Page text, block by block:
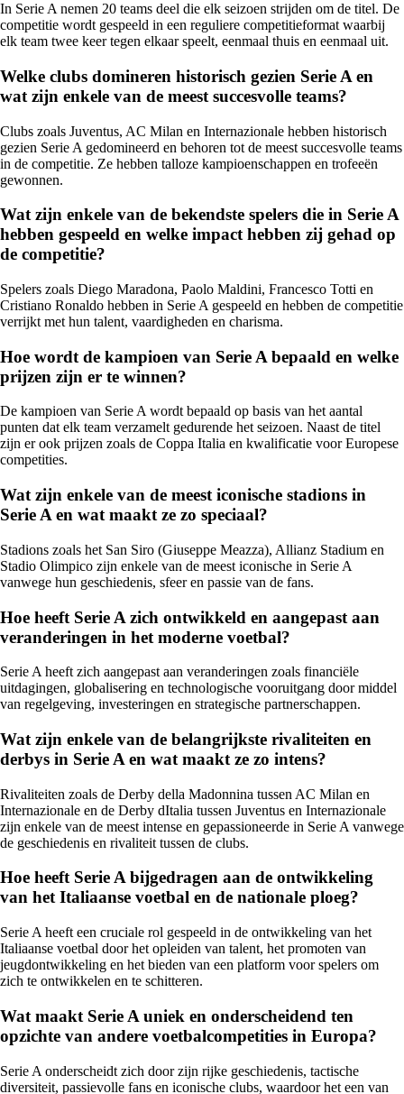
In Serie A nemen 20 teams deel die elk seizoen strijden om de titel. De
competitie wordt gespeeld in een reguliere competitieformat waarbij
elk team twee keer tegen elkaar speelt, eenmaal thuis en eenmaal uit.
Welke clubs domineren historisch gezien Serie A en
wat zijn enkele van de meest succesvolle teams?
Clubs zoals Juventus, AC Milan en Internazionale hebben historisch
gezien Serie A gedomineerd en behoren tot de meest succesvolle teams
in de competitie. Ze hebben talloze kampioenschappen en trofeeën
gewonnen.
Wat zijn enkele van de bekendste spelers die in Serie A
hebben gespeeld en welke impact hebben zij gehad op
de competitie?
Spelers zoals Diego Maradona, Paolo Maldini, Francesco Totti en
Cristiano Ronaldo hebben in Serie A gespeeld en hebben de competitie
verrijkt met hun talent, vaardigheden en charisma.
Hoe wordt de kampioen van Serie A bepaald en welke
prijzen zijn er te winnen?
De kampioen van Serie A wordt bepaald op basis van het aantal
punten dat elk team verzamelt gedurende het seizoen. Naast de titel
zijn er ook prijzen zoals de Coppa Italia en kwalificatie voor Europese
competities.
Wat zijn enkele van de meest iconische stadions in
Serie A en wat maakt ze zo speciaal?
Stadions zoals het San Siro (Giuseppe Meazza), Allianz Stadium en
Stadio Olimpico zijn enkele van de meest iconische in Serie A
vanwege hun geschiedenis, sfeer en passie van de fans.
Hoe heeft Serie A zich ontwikkeld en aangepast aan
veranderingen in het moderne voetbal?
Serie A heeft zich aangepast aan veranderingen zoals financiële
uitdagingen, globalisering en technologische vooruitgang door middel
van regelgeving, investeringen en strategische partnerschappen.
Wat zijn enkele van de belangrijkste rivaliteiten en
derbys in Serie A en wat maakt ze zo intens?
Rivaliteiten zoals de Derby della Madonnina tussen AC Milan en
Internazionale en de Derby dItalia tussen Juventus en Internazionale
zijn enkele van de meest intense en gepassioneerde in Serie A vanwege
de geschiedenis en rivaliteit tussen de clubs.
Hoe heeft Serie A bijgedragen aan de ontwikkeling
van het Italiaanse voetbal en de nationale ploeg?
Serie A heeft een cruciale rol gespeeld in de ontwikkeling van het
Italiaanse voetbal door het opleiden van talent, het promoten van
jeugdontwikkeling en het bieden van een platform voor spelers om
zich te ontwikkelen en te schitteren.
Wat maakt Serie A uniek en onderscheidend ten
opzichte van andere voetbalcompetities in Europa?
Serie A onderscheidt zich door zijn rijke geschiedenis, tactische
diversiteit, passievolle fans en iconische clubs, waardoor het een van